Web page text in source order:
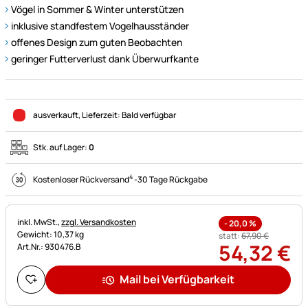
Vögel in Sommer & Winter unterstützen
inklusive standfestem Vogelhausständer
offenes Design zum guten Beobachten
geringer Futterverlust dank Überwurfkante
ausverkauft, Lieferzeit:Bald verfügbar
Stk. auf Lager:0
Kostenloser Rückversand4-30 Tage Rückgabe
Steuerhinweis:
inkl. MwSt.,zzgl. Versandkosten
Gewicht: 10,37 kg
Art.Nr.: 930476.B
-20,0%
statt:67,90€
54,32€
Mail bei Verfügbarkeit